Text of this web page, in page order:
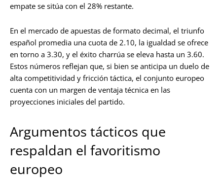
empate se sitúa con el 28% restante.
En el mercado de apuestas de formato decimal, el triunfo
español promedia una cuota de 2.10, la igualdad se ofrece
en torno a 3.30, y el éxito charrúa se eleva hasta un 3.60.
Estos números reflejan que, si bien se anticipa un duelo de
alta competitividad y fricción táctica, el conjunto europeo
cuenta con un margen de ventaja técnica en las
proyecciones iniciales del partido.
Argumentos tácticos que
respaldan el favoritismo
europeo